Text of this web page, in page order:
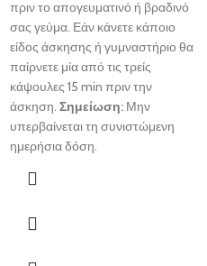
πριν το απογευματινό ή βραδινό
σας γεύμα. Εάν κάνετε κάποιο
είδος άσκησης ή γυμναστήριο θα
παίρνετε μία από τις τρείς
κάψουλες 15 min πριν την
άσκηση. Σημείωση: Μην
υπερβαίνεται τη συνιστώμενη
ημερήσια δόση.